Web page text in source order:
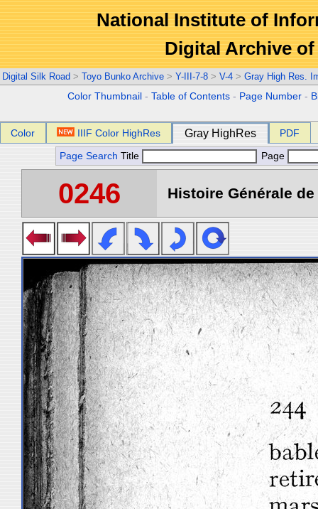
National Institute of
Digital Archive
Digital Silk Road > Toyo Bunko Archive > Y-III-7-8 > V-4 > Gray High Res.
Color Thumbnail -Table of Contents - Page Number -
Color IIIF Color HighRes Gray HighRes PDF
Page Search Title Page
0246 Histoire Générale